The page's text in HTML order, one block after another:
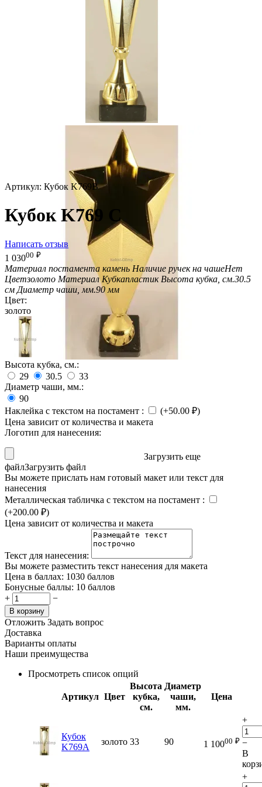
Артикул: Кубок K769B
Кубок K769 C
Написать отзыв
1 03000 ₽
Материал постамента камень Наличие ручек на чашеНет
Цветзолото Материал Кубкапластик Высота кубка, см.30.5
см Диаметр чаши, мм.90 мм
Цвет:
золото
Высота кубка, см.:
29
30.5
33
Диаметр чаши, мм.:
90
Наклейка с текстом на постамент : (+50.00 ₽)
Цена зависит от количества и макета
Логотип для нанесения:
Загрузить еще
файлЗагрузить файл
Вы можете прислать нам готовый макет или текст для
нанесения
Металлическая табличка с текстом на постамент :
(+200.00 ₽)
Цена зависит от количества и макета
Текст для нанесения:
Вы можете разместить текст нанесения для макета
Цена в баллах: 1030 баллов
Бонусные баллы: 10 баллов
+
−
В корзину
Отложить Задать вопрос
Доставка
Варианты оплаты
Наши преимущества
Просмотреть список опций
Артикул Цвет
Высота
кубка,
см.
Диаметр
чаши,
мм.
Цена
Кубок
K769A
золото 33 90 1 10000 ₽
+
−
В
+